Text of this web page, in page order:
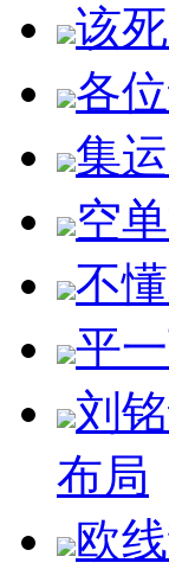
该
各
集
空
不
平
刘
布局
欧